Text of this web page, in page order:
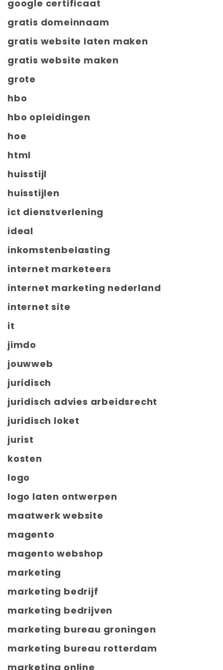
google certificaat
gratis domeinnaam
gratis website laten maken
gratis website maken
grote
hbo
hbo opleidingen
hoe
html
huisstijl
huisstijlen
ict dienstverlening
ideal
inkomstenbelasting
internet marketeers
internet marketing nederland
internet site
it
jimdo
jouwweb
juridisch
juridisch advies arbeidsrecht
juridisch loket
jurist
kosten
logo
logo laten ontwerpen
maatwerk website
magento
magento webshop
marketing
marketing bedrijf
marketing bedrijven
marketing bureau groningen
marketing bureau rotterdam
marketing online